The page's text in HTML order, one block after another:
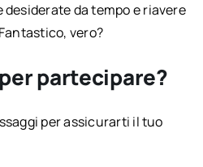
da tempo e riavere
vero?
partecipare?
per assicurarti il tuo